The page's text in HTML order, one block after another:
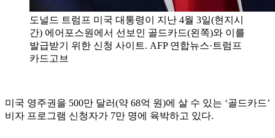
도널드 트럼프 미국 대통령이 지난 4월 3일(현지시
간) 에어포스원에서 선보인 골드카드(왼쪽)와 이를
발급받기 위한 신청 사이트. AFP 연합뉴스·트럼프
카드고브
미국 영주권을 500만 달러(약 68억 원)에 살 수 있는 ‘골드카드’
비자 프로그램 신청자가 7만 명에 육박하고 있다.